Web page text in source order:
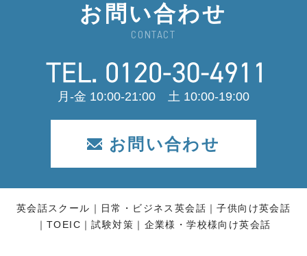
お問い合わせ
CONTACT
月-金 10:00-21:00 土 10:00-19:00
お問い合わせ
英会話スクール 日常・ビジネス英会話
子供向け英会話
TOEIC
試験対策 企業様・学校様向け英会話